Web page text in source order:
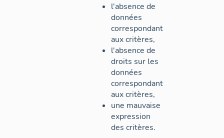
l'absence de
données
correspondant
aux critères,
l'absence de
droits sur les
données
correspondant
aux critères,
une mauvaise
expression
des critères.